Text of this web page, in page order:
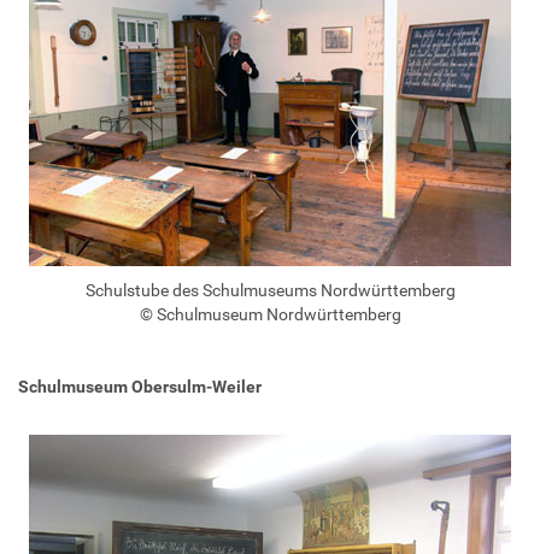
Schulstube des Schulmuseums Nordwürttemberg
© Schulmuseum Nordwürttemberg
Schulmuseum Obersulm-Weiler